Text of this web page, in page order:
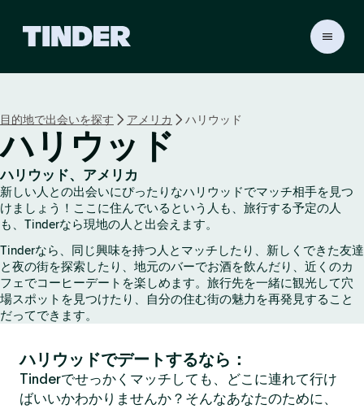
r
ホ
ム
ペ
ー
ジ
目的地で出会いを探す アメリカ ハリウッド
ハリウッド
ハリウッド、アメリカ
新しい人との出会いにぴったりなハリウッドでマッチ相手を見つ
けましょう！ここに住んでいるという人も、旅行する予定の人
も、Tinderなら現地の人と出会えます。
Tinderなら、同じ興味を持つ人とマッチしたり、新しくできた友達
と夜の街を探索したり、地元のバーでお酒を飲んだり、近くのカ
フェでコーヒーデートを楽しめます。旅行先を一緒に観光して穴
場スポットを見つけたり、自分の住む街の魅力を再発見すること
だってできます。
ハリウッドでデートするなら：
Tinderでせっかくマッチしても、どこに連れて行け
ばいいかわかりませんか？そんなあなたのために、